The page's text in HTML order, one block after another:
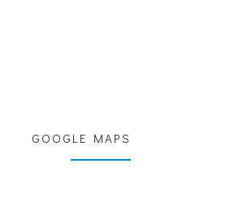
GOOGLE MAPS